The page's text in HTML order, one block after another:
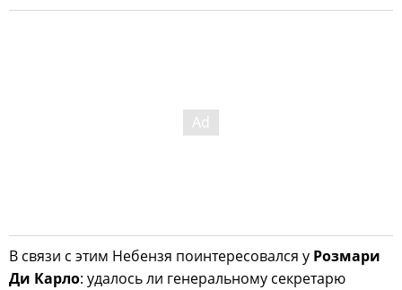
В связи с этим Небензя поинтересовался у Розмари
Ди Карло: удалось ли генеральному секретарю